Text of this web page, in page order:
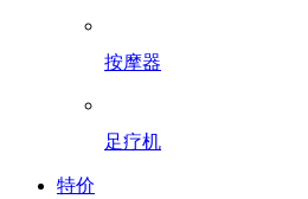
按摩器
足疗机
特价